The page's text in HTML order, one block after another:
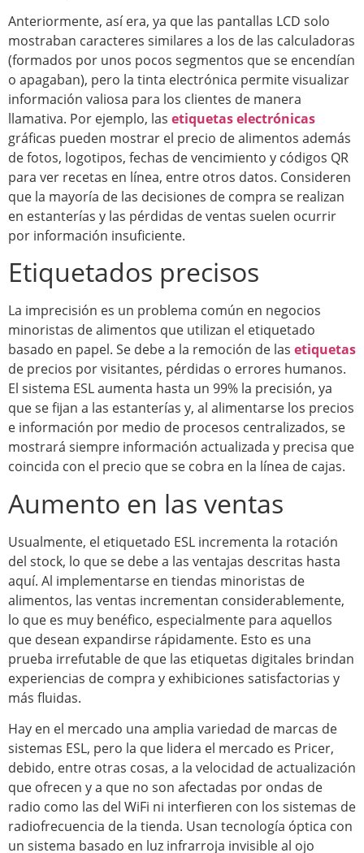
Anteriormente, así era, ya que las pantallas LCD solo
mostraban caracteres similares a los de las calculadoras
(formados por unos pocos segmentos que se encendían
o apagaban), pero la tinta electrónica permite visualizar
información valiosa para los clientes de manera
llamativa. Por ejemplo, las etiquetas electrónicas
gráficas pueden mostrar el precio de alimentos además
de fotos, logotipos, fechas de vencimiento y códigos QR
para ver recetas en línea, entre otros datos. Consideren
que la mayoría de las decisiones de compra se realizan
en estanterías y las pérdidas de ventas suelen ocurrir
por información insuficiente.
Etiquetados precisos
La imprecisión es un problema común en negocios
minoristas de alimentos que utilizan el etiquetado
basado en papel. Se debe a la remoción de las etiquetas
de precios por visitantes, pérdidas o errores humanos.
El sistema ESL aumenta hasta un 99% la precisión, ya
que se fijan a las estanterías y, al alimentarse los precios
e información por medio de procesos centralizados, se
mostrará siempre información actualizada y precisa que
coincida con el precio que se cobra en la línea de cajas.
Aumento en las ventas
Usualmente, el etiquetado ESL incrementa la rotación
del stock, lo que se debe a las ventajas descritas hasta
aquí. Al implementarse en tiendas minoristas de
alimentos, las ventas incrementan considerablemente,
lo que es muy benéfico, especialmente para aquellos
que desean expandirse rápidamente. Esto es una
prueba irrefutable de que las etiquetas digitales brindan
experiencias de compra y exhibiciones satisfactorias y
más fluidas.
Hay en el mercado una amplia variedad de marcas de
sistemas ESL, pero la que lidera el mercado es Pricer,
debido, entre otras cosas, a la velocidad de actualización
que ofrecen y a que no son afectadas por ondas de
radio como las del WiFi ni interfieren con los sistemas de
radiofrecuencia de la tienda. Usan tecnología óptica con
un sistema basado en luz infrarroja invisible al ojo